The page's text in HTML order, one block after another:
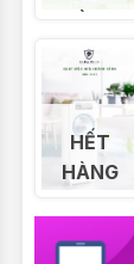
HẾT
HÀNG